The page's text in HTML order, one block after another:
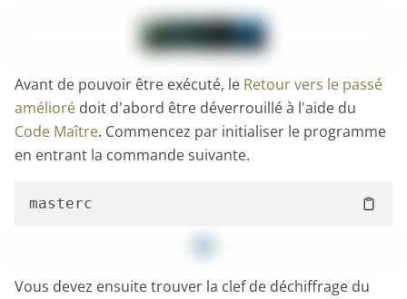
Avant de pouvoir être exécuté, le Retour vers le passé
amélioré doit d'abord être déverrouillé à l'aide du
Code Maître. Commencez par initialiser le programme
en entrant la commande suivante.
Vous devez ensuite trouver la clef de déchiffrage du